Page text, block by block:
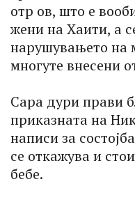
отр ов, што е
жени на Хаити, а
нарушувањето на
многуте внесени
Сара дури прави
приказната на
написи за
се откажува и
бебе.